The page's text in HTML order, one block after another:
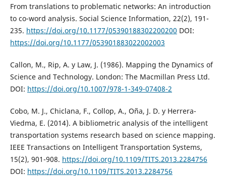
From translations to problematic networks: An introduction
to co-word analysis. Social Science Information, 22(2), 191-
235. https://doi.org/10.1177/05390188302200200 DOI:
https://doi.org/10.1177/053901883022002003
Callon, M., Rip, A. y Law, J. (1986). Mapping the Dynamics of
Science and Technology. London: The Macmillan Press Ltd.
DOI: https://doi.org/10.1007/978-1-349-07408-2
Cobo, M. J., Chiclana, F., Collop, A., Oña, J. D. y Herrera-
Viedma, E. (2014). A bibliometric analysis of the intelligent
transportation systems research based on science mapping.
IEEE Transactions on Intelligent Transportation Systems,
15(2), 901-908. https://doi.org/10.1109/TITS.2013.2284756
DOI: https://doi.org/10.1109/TITS.2013.2284756